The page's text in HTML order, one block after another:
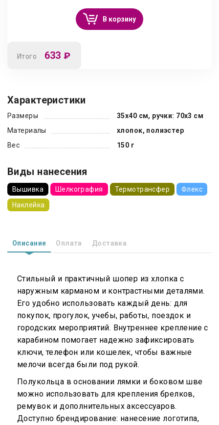
В корзину
Итого 633 ₽
Характеристики
Размеры
35х40 см, ручки: 70х3 см
Материалы
хлопок, полиэстер
Вес
150 г
Виды нанесения
Вышивка Шелкография Термотрансфер
Флекс
Наклейка
Описание Оплата Доставка
Стильный и практичный шопер из хлопка с
наружным карманом и контрастными деталями.
Его удобно использовать каждый день: для
покупок, прогулок, учебы, работы, поездок и
городских мероприятий. Внутреннее крепление с
карабином помогает надежно зафиксировать
ключи, телефон или кошелек, чтобы важные
мелочи всегда были под рукой.
Полукольца в основании лямки и боковом шве
можно использовать для крепления брелков,
ремувок и дополнительных аксессуаров.
Доступно брендирование: нанесение логотипа,